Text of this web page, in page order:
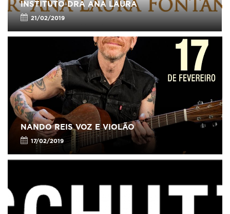
INSTITUTO DRA ANA LAURA
21/02/2019
NANDO REIS VOZ E VIOLÃO
17/02/2019